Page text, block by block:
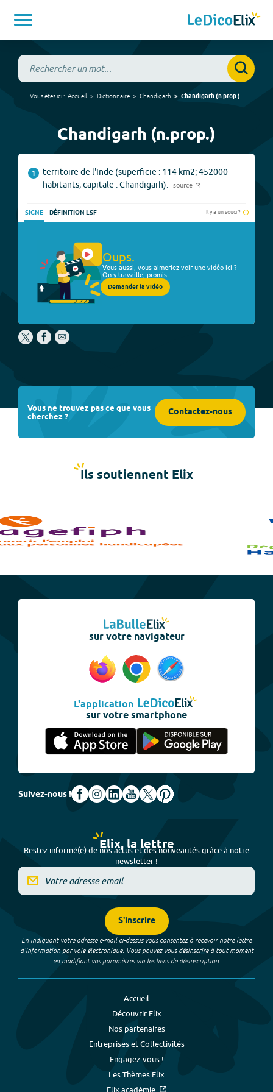
Vous êtes ici : Accueil Dictionnaire Chandigarh Chandigarh(n.prop.)
Chandigarh (n.prop.)
1
territoire de l'Inde (superficie : 114 km2; 452000
habitants; capitale : Chandigarh).
source
SIGNE DÉFINITION LSF Il y a un souci ?
Oups.
Vous aussi, vous aimeriez voir une vidéo ici ?
On y travaille, promis.
Demander la vidéo
Vous ne trouvez pas ce que vous
cherchez ? Contactez-nous
Ils soutiennent Elix
sur votre navigateur
L'application
sur votre smartphone
Suivez-nous !
Elix, la lettre
Restez informé(e) de nos actus et des nouveautés grâce à notre
newsletter !
S'inscrire
En indiquant votre adresse e-mail ci-dessus vous consentez à recevoir notre lettre
d’information par voie électronique. Vous pouvez vous désinscrire à tout moment
en modifiant vos paramètres via les liens de désinscription.
Accueil
Découvrir Elix
Nos partenaires
Entreprises et Collectivités
Engagez-vous !
Les Thèmes Elix
Elix académie